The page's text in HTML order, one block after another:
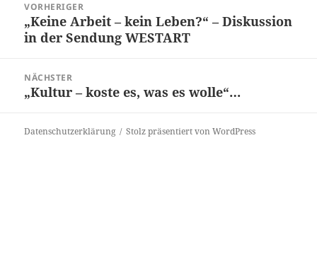
VORHERIGER
Vorheriger
Beitrag:
„Keine Arbeit – kein Leben?“ – Diskussion
in der Sendung WESTART
NÄCHSTER
Nächster
„Kultur – koste es, was es wolle“…
Datenschutzerklärung Stolz präsentiert von WordPress